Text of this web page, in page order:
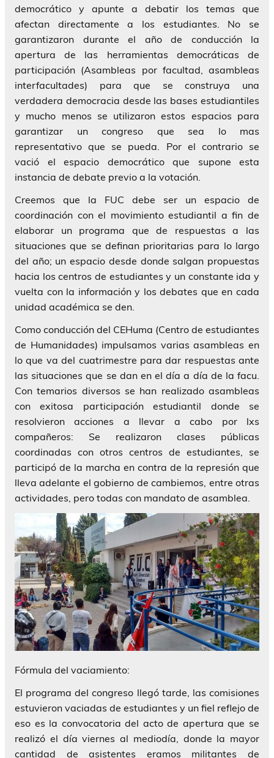
democrático y apunte a debatir los temas que
afectan directamente a los estudiantes. No se
garantizaron durante el año de conducción la
apertura de las herramientas democráticas de
participación (Asambleas por facultad, asambleas
interfacultades) para que se construya una
verdadera democracia desde las bases estudiantiles
y mucho menos se utilizaron estos espacios para
garantizar un congreso que sea lo mas
representativo que se pueda. Por el contrario se
vació el espacio democrático que supone esta
instancia de debate previo a la votación.
Creemos que la FUC debe ser un espacio de
coordinación con el movimiento estudiantil a fin de
elaborar un programa que de respuestas a las
situaciones que se definan prioritarias para lo largo
del año; un espacio desde donde salgan propuestas
hacia los centros de estudiantes y un constante ida y
vuelta con la información y los debates que en cada
unidad académica se den.
Como conducción del CEHuma (Centro de estudiantes
de Humanidades) impulsamos varias asambleas en
lo que va del cuatrimestre para dar respuestas ante
las situaciones que se dan en el día a día de la facu.
Con temarios diversos se han realizado asambleas
con exitosa participación estudiantil donde se
resolvieron acciones a llevar a cabo por lxs
compañeros: Se realizaron clases públicas
coordinadas con otros centros de estudiantes, se
participó de la marcha en contra de la represión que
lleva adelante el gobierno de cambiemos, entre otras
actividades, pero todas con mandato de asamblea.
Fórmula del vaciamiento:
El programa del congreso llegó tarde, las comisiones
estuvieron vaciadas de estudiantes y un fiel reflejo de
eso es la convocatoria del acto de apertura que se
realizó el día viernes al mediodía, donde la mayor
cantidad de asistentes eramos militantes de